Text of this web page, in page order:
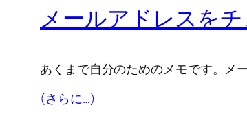
メールアドレスを
あくまで自分のためのメモです。メ
(さらに…)